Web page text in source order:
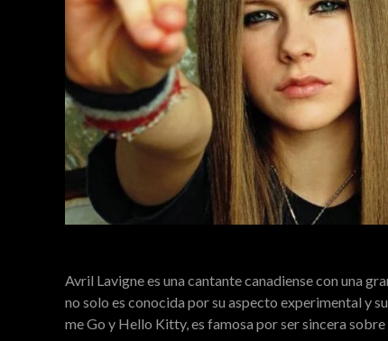
Avril Lavigne es una cantante canadiense con una
no solo es conocida por su aspecto experimental y
me Go y Hello Kitty, es famosa por ser sincera sobre